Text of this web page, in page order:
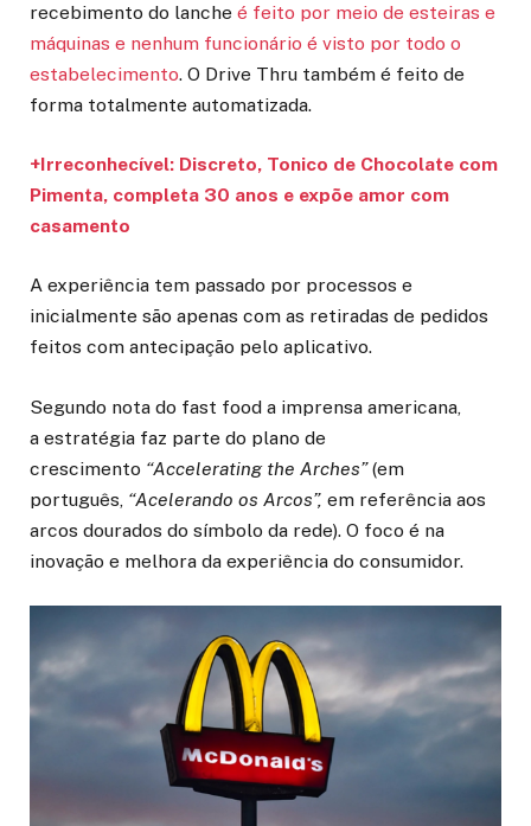
recebimento do lanche é feito por meio de esteiras e
máquinas e nenhum funcionário é visto por todo o
estabelecimento. O Drive Thru também é feito de
forma totalmente automatizada.
+Irreconhecível: Discreto, Tonico de Chocolate com
Pimenta, completa 30 anos e expõe amor com
casamento
A experiência tem passado por processos e
inicialmente são apenas com as retiradas de pedidos
feitos com antecipação pelo aplicativo.
Segundo nota do fast food a imprensa americana,
a estratégia faz parte do plano de
crescimento “Accelerating the Arches”(em
português, “Acelerando os Arcos”, em referência aos
arcos dourados do símbolo da rede). O foco é na
inovação e melhora da experiência do consumidor.